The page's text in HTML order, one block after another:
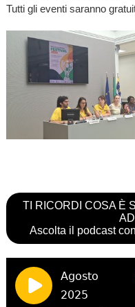
Tutti gli eventi saranno
TI RICORDI COSA È
Ascolta il podcast